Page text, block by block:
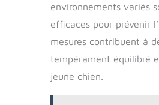
environnements variés
efficaces pour prévenir
mesures contribuent à
tempérament équilibré
jeune chien.